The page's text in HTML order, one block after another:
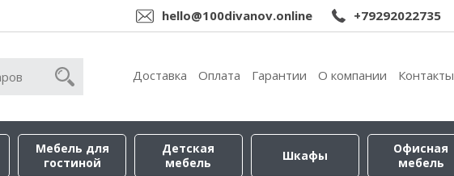
hello@100divanov.online +79292022735
Доставка Оплата Гарантии О компании Контакты
Мебель для
гостиной
Детская
мебель
Шкафы
Офисная
мебель